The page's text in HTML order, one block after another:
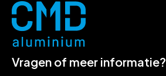
Vragen of meer informatie?